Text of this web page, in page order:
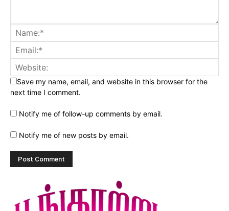
Save my name, email, and website in this browser for the
next time I comment.
Notify me of follow-up comments by email.
Notify me of new posts by email.